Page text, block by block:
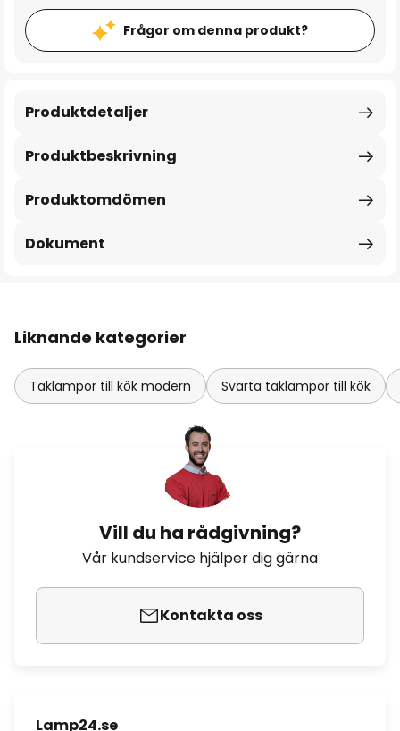
Frågor om denna produkt?
Produktbeskrivning
Produktdetaljer
Produktomdömen
Dokument
Liknande kategorier
Taklampor till kök modern Svarta taklampor till kök
Vill du ha rådgivning?
Vår kundservice hjälper dig gärna
Kontakta oss
Lamp24.se